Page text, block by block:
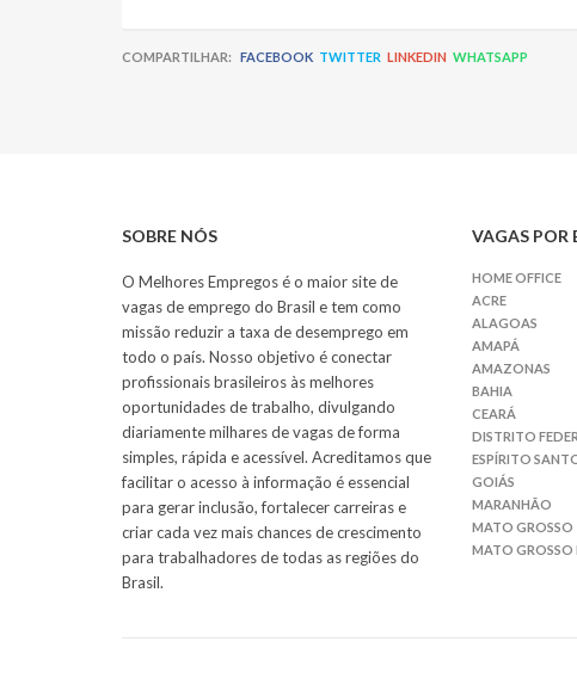
COMPARTILHAR: FACEBOOK TWITTER LINKEDIN WHATSAPP
SOBRE NÓS
O Melhores Empregos é o maior site de
vagas de emprego do Brasil e tem como
missão reduzir a taxa de desemprego em
todo o país. Nosso objetivo é conectar
profissionais brasileiros às melhores
oportunidades de trabalho, divulgando
diariamente milhares de vagas de forma
simples, rápida e acessível. Acreditamos que
facilitar o acesso à informação é essencial
para gerar inclusão, fortalecer carreiras e
criar cada vez mais chances de crescimento
para trabalhadores de todas as regiões do
Brasil.
VAGAS POR
HOME OFFICE
ACRE
ALAGOAS
AMAPÁ
AMAZONAS
BAHIA
CEARÁ
DISTRITO
ESPÍRITO
GOIÁS
MARANHÃO
MATO GROSSO
MATO GROSSO